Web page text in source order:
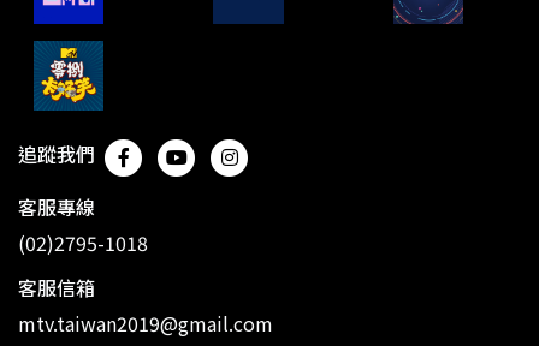
追蹤我們
客服專線
(02)2795-1018
客服信箱
mtv.taiwan2019@gmail.com